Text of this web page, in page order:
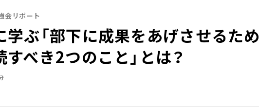
会リポート
学ぶ「部下に成果をあげさせるため
べき2つのこと」とは？